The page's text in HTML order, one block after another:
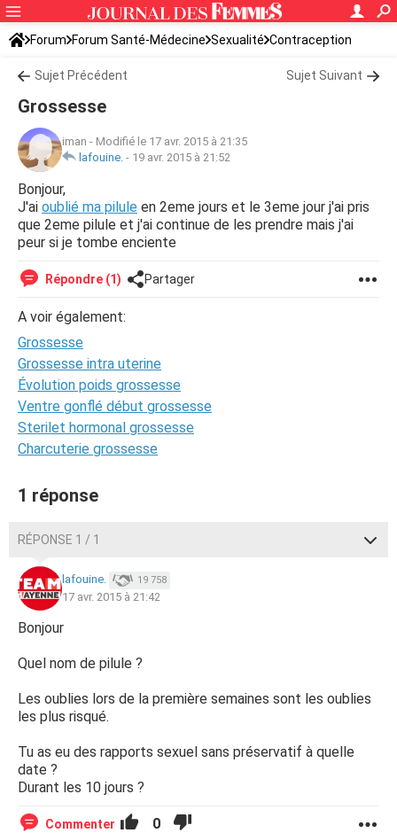
Forum Forum Santé-Médecine Sexualité Contraception
Sujet Précédent Sujet Suivant
Grossesse
iman - Modifié le 17 avr. 2015 à 21:35
lafouine. - 19 avr. 2015 à 21:52
Bonjour,
J'ai oublié ma pilule en 2eme jours et le 3eme jour j'ai pris
que 2eme pilule et j'ai continue de les prendre mais j'ai
peur si je tombe enciente
Répondre (1) Partager
A voir également:
Grossesse
Grossesse intra uterine
Évolution poids grossesse
Ventre gonflé début grossesse
Sterilet hormonal grossesse
Charcuterie grossesse
1 réponse
RÉPONSE 1 / 1
lafouine. 19 758
17 avr. 2015 à 21:42
Bonjour
Quel nom de pilule ?
Les oublies lors de la première semaines sont les oublies
les plus risqué.
Tu as eu des rapports sexuel sans préservatif à quelle
date ?
Durant les 10 jours ?
Commenter 0